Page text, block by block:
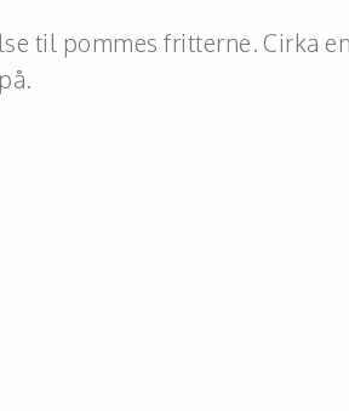
til pommes fritterne. Cirka